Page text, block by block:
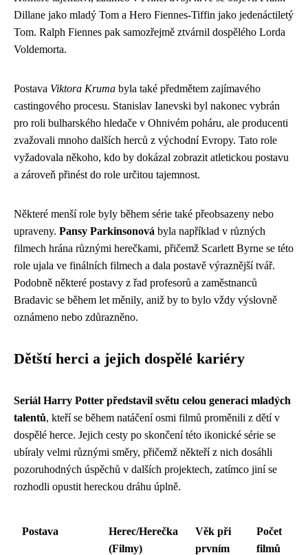
Dillane jako mladý Tom a Hero Fiennes-Tiffin jako jedenáctiletý
Tom. Ralph Fiennes pak samozřejmě ztvárnil dospělého Lorda
Voldemorta.
Postava Viktora Kruma byla také předmětem zajímavého
castingového procesu. Stanislav Ianevski byl nakonec vybrán
pro roli bulharského hledače v Ohnivém poháru, ale producenti
zvažovali mnoho dalších herců z východní Evropy. Tato role
vyžadovala někoho, kdo by dokázal zobrazit atletickou postavu
a zároveň přinést do role určitou tajemnost.
Některé menší role byly během série také přeobsazeny nebo
upraveny. Pansy Parkinsonová byla například v různých
filmech hrána různými herečkami, přičemž Scarlett Byrne se této
role ujala ve finálních filmech a dala postavě výraznější tvář.
Podobně některé postavy z řad profesorů a zaměstnanců
Bradavic se během let měnily, aniž by to bylo vždy výslovně
oznámeno nebo zdůrazněno.
Dětští herci a jejich dospělé kariéry
Seriál Harry Potter představil světu celou generaci mladých
talentů, kteří se během natáčení osmi filmů proměnili z dětí v
dospělé herce. Jejich cesty po skončení této ikonické série se
ubíraly velmi různými směry, přičemž někteří z nich dosáhli
pozoruhodných úspěchů v dalších projektech, zatímco jiní se
rozhodli opustit hereckou dráhu úplně.
Postava
Herec/Herečka
(Filmy)
Věk při
prvním
Počet
filmů